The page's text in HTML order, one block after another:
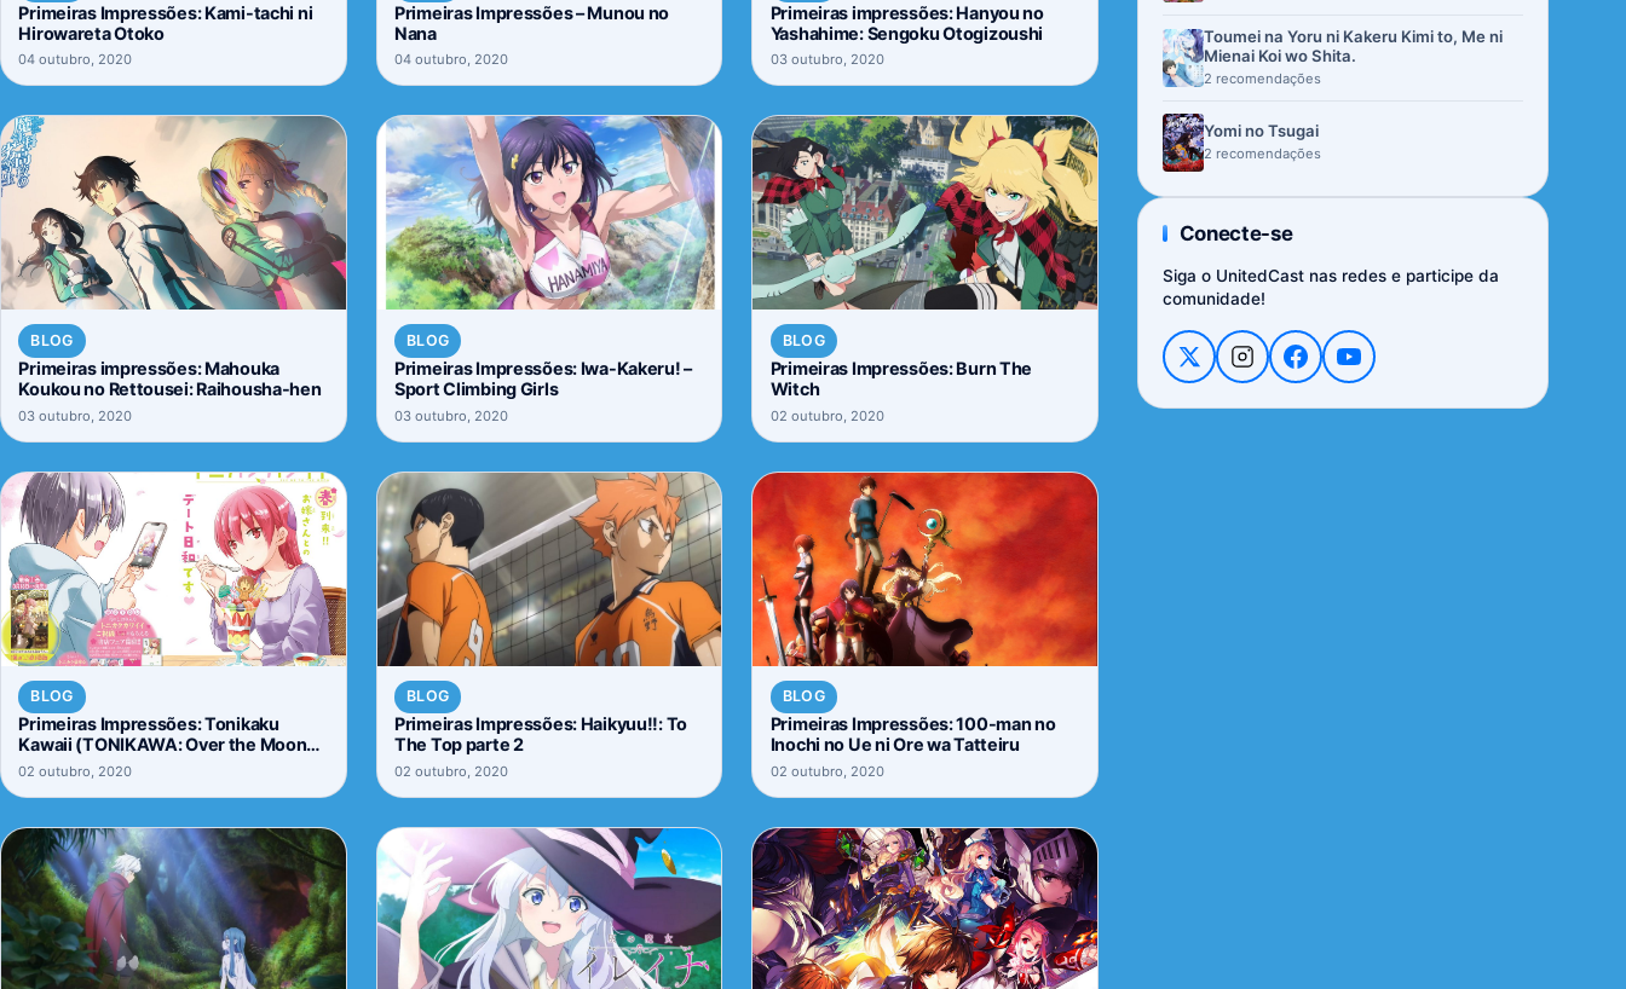
Primeiras Impressões: Kami-tachi ni
Hirowareta Otoko
04 outubro, 2020
Primeiras Impressões – Munou no
Nana
04 outubro, 2020
Primeiras impressões: Hanyou no
Yashahime: Sengoku Otogizoushi
03 outubro, 2020
BLOG
Primeiras impressões: Mahouka
Koukou no Rettousei: Raihousha-hen
03 outubro, 2020
BLOG
Primeiras Impressões: Iwa-Kakeru! –
Sport Climbing Girls
03 outubro, 2020
BLOG
Primeiras Impressões: Burn The
Witch
02 outubro, 2020
BLOG
Primeiras Impressões: Tonikaku
Kawaii (TONIKAWA: Over the Moon
For You)
02 outubro, 2020
BLOG
Primeiras Impressões: Haikyuu!!: To
The Top parte 2
02 outubro, 2020
BLOG
Primeiras Impressões: 100-man no
Inochi no Ue ni Ore wa Tatteiru
02 outubro, 2020
Toumei na Yoru ni Kakeru Kimi to, Me ni
Mienai Koi wo Shita.
2 recomendações
Yomi no Tsugai
2 recomendações
Conecte-se
Siga o UnitedCast nas redes e participe da
comunidade!